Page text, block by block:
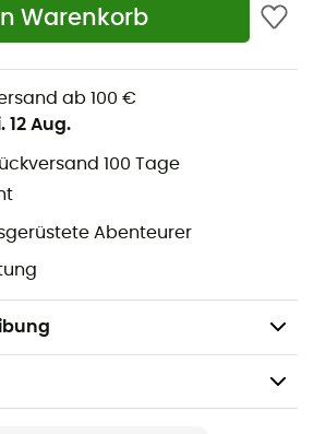
Warenkorb
ab 100 €
12 Aug.
100 Tage
Abenteurer
Dinge an der Wand
zu halten: ziemlich
die hohe Leistungen für deine
bietet.
Bio-Baumwolle - 2 % Elasthan
mit Perforationen